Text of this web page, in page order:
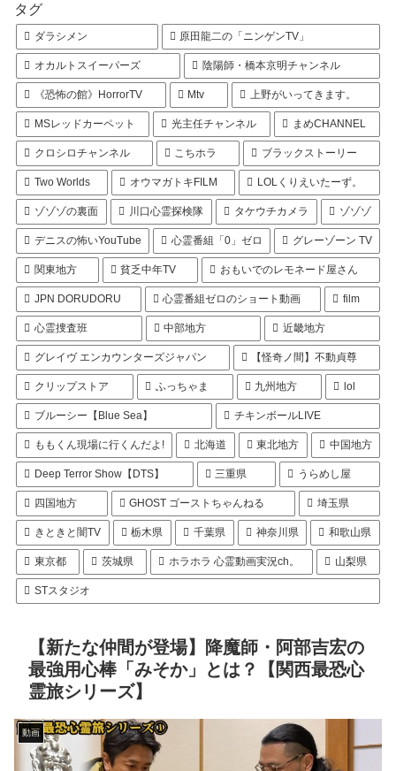
タグ
ダラシメン 原田龍二の「ニンゲンTV」
オカルトスイーパーズ 陰陽師・橋本京明チャンネル
《恐怖の館》HorrorTV Mtv 上野がいってきます。
MSレッドカーペット 光主任チャンネル まめCHANNEL
クロシロチャンネル こちホラ ブラックストーリー
Two Worlds オウマガトキFILM LOLくりえいたーず。
ゾゾゾの裏面 川口心霊探検隊 タケウチカメラ ゾゾゾ
デニスの怖いYouTube 心霊番組「0」ゼロ グレーゾーン TV
関東地方 貧乏中年TV おもいでのレモネード屋さん
JPN DORUDORU 心霊番組ゼロのショート動画 film
心霊捜査班 中部地方 近畿地方
グレイヴ エンカウンターズジャパン 【怪奇ノ間】不動貞尊
クリップストア ふっちゃま 九州地方 lol
ブルーシー【Blue Sea】 チキンボールLIVE
ももくん現場に行くんだよ! 北海道 東北地方 中国地方
Deep Terror Show【DTS】 三重県 うらめし屋
四国地方 GHOST ゴーストちゃんねる 埼玉県
きときと闇TV 栃木県 千葉県 神奈川県 和歌山県
東京都 茨城県 ホラホラ 心霊動画実況ch。 山梨県
STスタジオ
【新たな仲間が登場】降魔師・阿部吉宏の
最強用心棒「みそか」とは？【関西最恐心
霊旅シリーズ】
動画